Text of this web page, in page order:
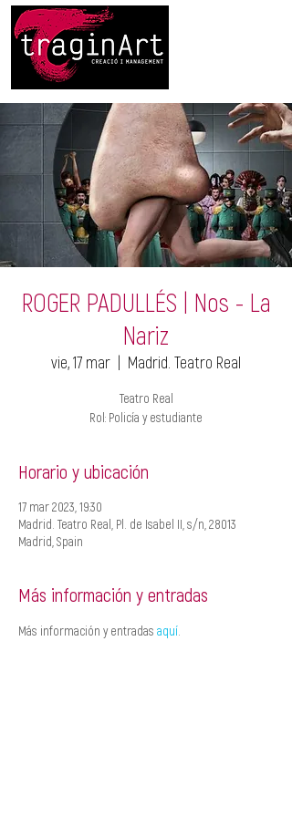
ROGER PADULLÉS | Nos - La
Nariz
vie, 17 mar
  |
Madrid. Teatro Real
Teatro Real
Rol: Policía y estudiante
Horario y ubicación
17 mar 2023, 19:30
Madrid. Teatro Real, Pl. de Isabel II, s/n, 28013
Madrid, Spain
Más información y entradas
Más información y entradas aquí